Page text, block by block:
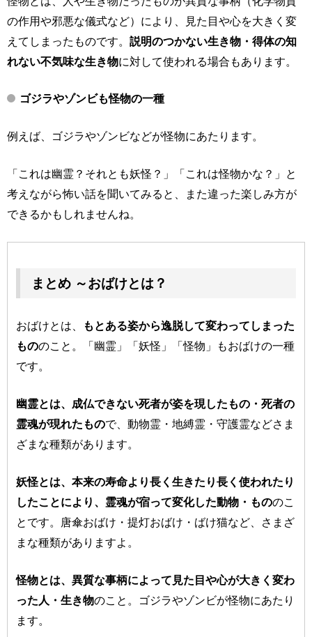
の作用や邪悪な儀式など）により、見た目や心を大きく変
えてしまったものです。 説明のつかない生き物・得体の知
れない不気味な生き物に対して使われる場合もあります。
ゴジラやゾンビも怪物の一種
例えば、ゴジラやゾンビなどが怪物にあたります。
「これは幽霊？それとも妖怪？」「これは怪物かな？」と
考えながら怖い話を聞いてみると、また違った楽しみ方が
できるかもしれませんね。
まとめ ～おばけとは？
おばけとは、
もとある姿から逸脱して変わってしまった
もののこと。「幽霊」「妖怪」「怪物」もおばけの一種
です。
幽霊とは、成仏できない死者が姿を現したもの・死者の
霊魂が現れたもので、動物霊・地縛霊・守護霊などさま
ざまな種類があります。
妖怪とは、本来の寿命より長く生きたり長く使われたり
したことにより、霊魂が宿って変化した動物・もののこ
とです。唐傘おばけ・提灯おばけ・ばけ猫など、さまざ
まな種類がありますよ。
怪物とは、異質な事柄によって見た目や心が大きく変わ
った人・生き物のこと。ゴジラやゾンビが怪物にあたり
ます。